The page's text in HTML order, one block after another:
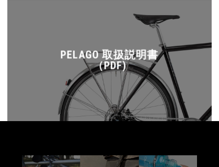
PELAGO 取扱説明書
（PDF)